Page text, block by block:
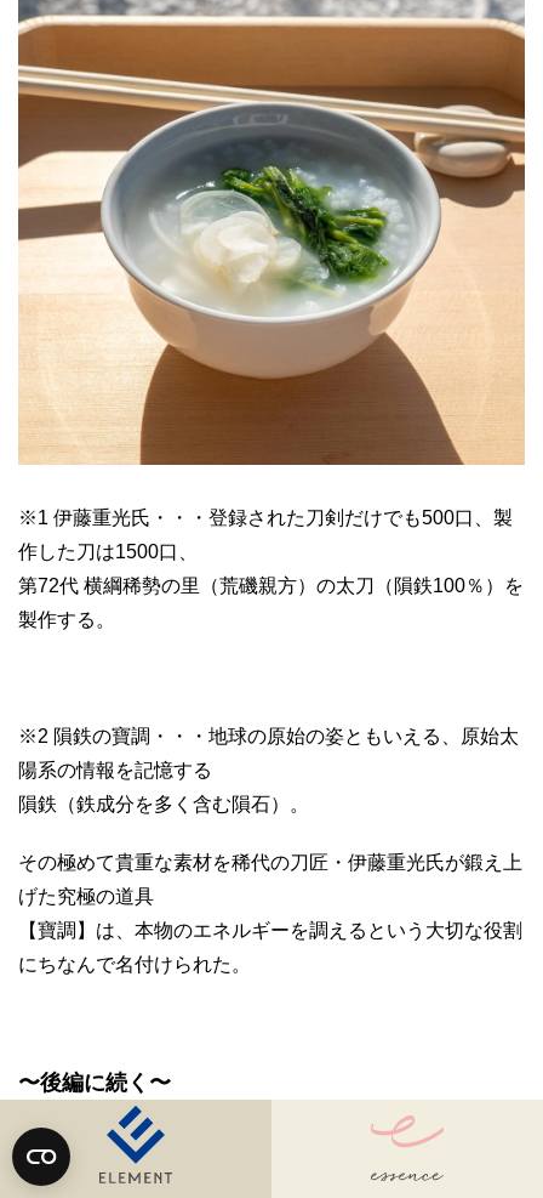
※1 伊藤重光氏・・・登録された刀剣だけでも500口、製
作した刀は1500口、
第72代 横綱稀勢の里（荒磯親方）の太刀（隕鉄100％）を
製作する。
※2 隕鉄の寶調・・・地球の原始の姿ともいえる、原始太
陽系の情報を記憶する
隕鉄（鉄成分を多く含む隕石）。
その極めて貴重な素材を稀代の刀匠・伊藤重光氏が鍛え上
げた究極の道具
【寶調】は、本物のエネルギーを調えるという大切な役割
にちなんで名付けられた。
〜後編に続く〜
後編では、七草御粥神事の後に「ふとまにの里」で行われ
たお正月行事や遊びの模様をレポートします。どうぞお楽